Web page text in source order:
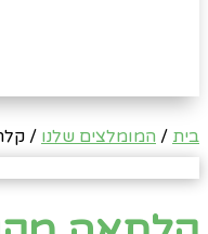
בית / המומלצים שלנו /